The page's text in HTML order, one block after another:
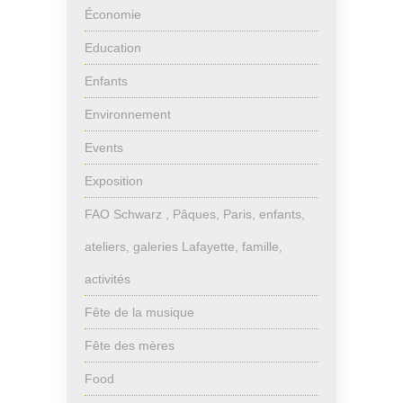
Économie
Education
Enfants
Environnement
Events
Exposition
FAO Schwarz , Pâques, Paris, enfants,
ateliers, galeries Lafayette, famille,
activités
Fête de la musique
Fête des mères
Food